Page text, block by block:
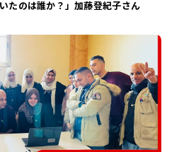
たのは誰か？」加藤登紀子さん